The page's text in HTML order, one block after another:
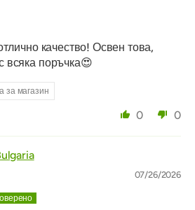
качество! Освен това,
всяка поръчка😍
за магазин
0 0
07/26/2026